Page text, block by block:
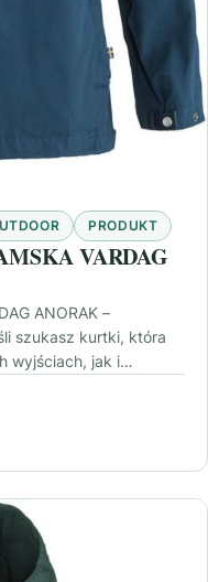
PRODUKT
VARDAG
ANORAK –
szukasz kurtki, która
wyjściach, jak i